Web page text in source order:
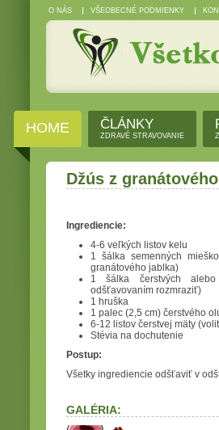
O NÁS VŠEOBECNÉ PODMIENKY
HOME ČLÁNKY
ZDRAVÉ STRAVOVANIE
Džús z
Ingrediencie:
4-6 veľkých listov kelu
1 šálka semenných
granátového jablka)
1 šálka čerstvých
odšťavovaním rozmraziť)
1 hruška
1 palec (2,5 cm) čerstvého
6-12 listov čerstvej mäty
Stévia na dochutenie
Postup:
Všetky ingrediencie odšťaviť v
GALÉRIA: